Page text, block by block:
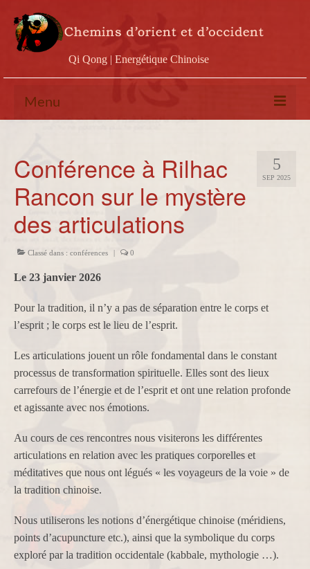
Qi Qong | Energétique Chinoise
Menu
Stages
Ateliers
Conférences
Docs & vidéos
Contact
5
SEP 2025
Conférence à Rilhac
Rancon sur le mystère
des articulations
Classé dans : conférences | 0
Le 23 janvier 2026
Pour la tradition, il n’y a pas de séparation entre le corps et
l’esprit ; le corps est le lieu de l’esprit.
Les articulations jouent un rôle fondamental dans le constant
processus de transformation spirituelle. Elles sont des lieux
carrefours de l’énergie et de l’esprit et ont une relation profonde
et agissante avec nos émotions.
Au cours de ces rencontres nous visiterons les différentes
articulations en relation avec les pratiques corporelles et
méditatives que nous ont légués « les voyageurs de la voie » de
la tradition chinoise.
Nous utiliserons les notions d’énergétique chinoise (méridiens,
points d’acupuncture etc.), ainsi que la symbolique du corps
exploré par la tradition occidentale (kabbale, mythologie …).